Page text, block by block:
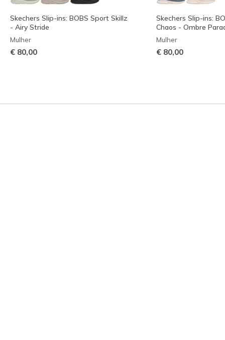
Skechers Slip-ins: BOBS Sport Skillz
- Airy Stride
Mulher
€ 80,00
Skechers Slip-ins:
Chaos - Ombre
Mulher
€ 80,00